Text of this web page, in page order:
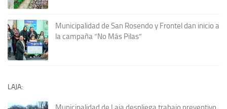
Municipalidad de San Rosendo y Frontel dan inicio a
la campaña “No Más Pilas”
LAJA: